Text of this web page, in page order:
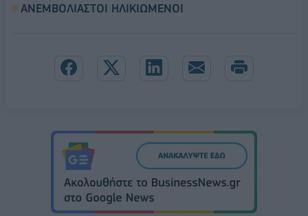
ΑΝΕΜΒΟΛΙΑΣΤΟΙ ΗΛΙΚΙΩΜΕΝΟΙ